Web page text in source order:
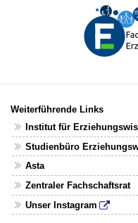
Weiterführende Links
Institut für
Studienbüro
Asta
Zentraler Fachschaftsrat
Unser Instagram